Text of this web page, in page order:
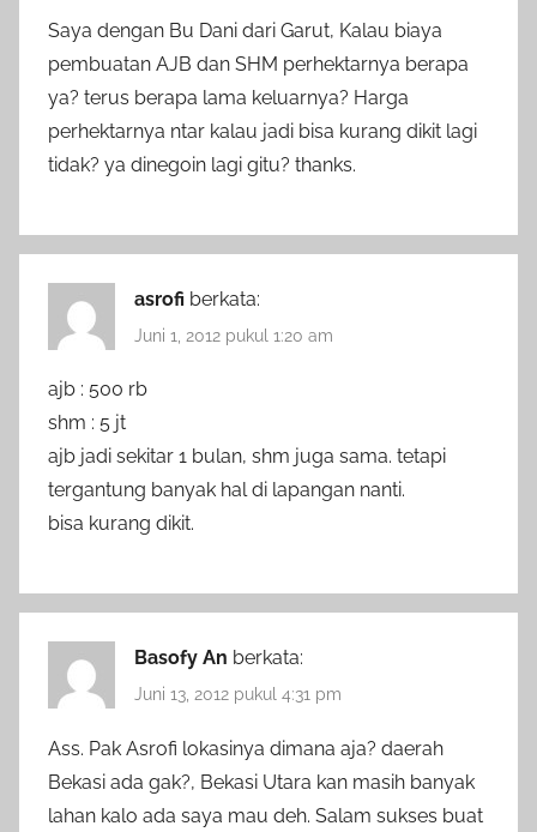
Saya dengan Bu Dani dari Garut, Kalau biaya
pembuatan AJB dan SHM perhektarnya berapa
ya? terus berapa lama keluarnya? Harga
perhektarnya ntar kalau jadi bisa kurang dikit lagi
tidak? ya dinegoin lagi gitu? thanks.
asrofi berkata:
Juni 1, 2012 pukul 1:20 am
ajb : 500 rb
shm : 5 jt
ajb jadi sekitar 1 bulan, shm juga sama. tetapi
tergantung banyak hal di lapangan nanti.
bisa kurang dikit.
Basofy An berkata:
Juni 13, 2012 pukul 4:31 pm
Ass. Pak Asrofi lokasinya dimana aja? daerah
Bekasi ada gak?, Bekasi Utara kan masih banyak
lahan kalo ada saya mau deh. Salam sukses buat